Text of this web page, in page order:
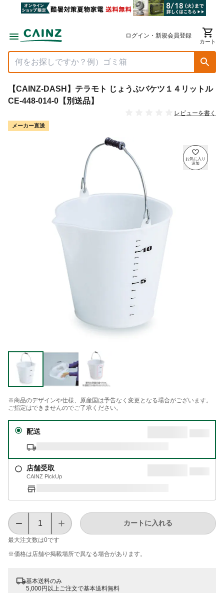
ログイン・新規会員登録
カート
【CAINZ-DASH】テラモト じょうぶバケツ１４リットル
CE-448-014-0【別送品】
レビューを書く
メーカー直送
※商品のデザインや仕様、原産国は予告なく変更となる場合がございます。
ご指定はできませんのでご了承ください。
配送
店舗受取
CAINZ PickUp
最大注文数は0です
カートに入れる
※価格は​店舗や​掲載場所で​異なる​場合が​あります。
基本送料のみ
5,000円以上ご注文で基本送料無料